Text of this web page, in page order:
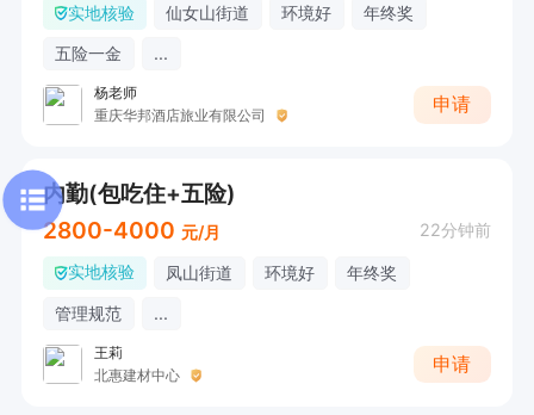
实地核验 仙女山街道 环境好
年终奖
五险一金
...
杨老师
重庆华邦酒店旅业有限公司
申请
内勤(包吃住+五险)
2800-4000 元/月 22分钟前
实地核验 凤山街道 环境好
年终奖
管理规范
...
王莉
北惠建材中心
申请